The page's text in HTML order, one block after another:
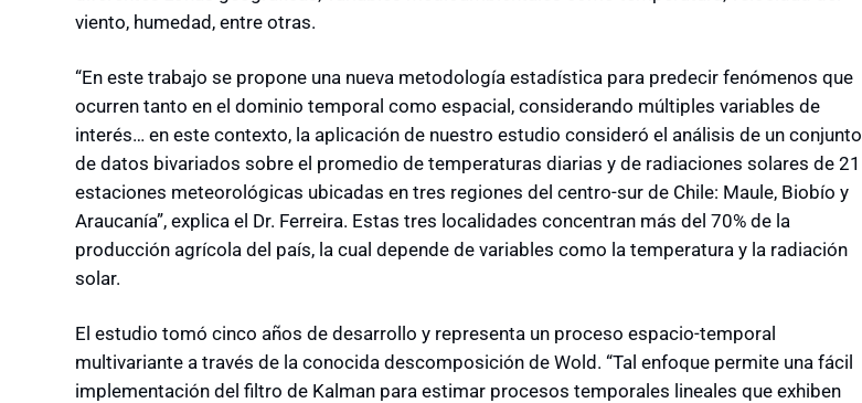
viento, humedad, entre otras.
“En este trabajo se propone una nueva metodología estadística para predecir fenómenos que
ocurren tanto en el dominio temporal como espacial, considerando múltiples variables de
interés… en este contexto, la aplicación de nuestro estudio consideró el análisis de un conjunto
de datos bivariados sobre el promedio de temperaturas diarias y de radiaciones solares de 21
estaciones meteorológicas ubicadas en tres regiones del centro-sur de Chile: Maule, Biobío y
Araucanía”, explica el Dr. Ferreira. Estas tres localidades concentran más del 70% de la
producción agrícola del país, la cual depende de variables como la temperatura y la radiación
solar.
El estudio tomó cinco años de desarrollo y representa un proceso espacio-temporal
multivariante a través de la conocida descomposición de Wold. “Tal enfoque permite una fácil
implementación del filtro de Kalman para estimar procesos temporales lineales que exhiben